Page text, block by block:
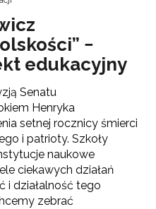
−
edukacyjny
Senatu
Henryka
setnej rocznicy śmierci
i patrioty. Szkoły
naukowe
ciekawych działań
i działalność tego
zebrać